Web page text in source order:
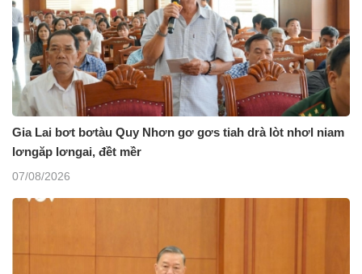
Gia Lai bơt bơtàu Quy Nhơn gơ gơs tiah drà lòt nhơl niam
lơngăp lơngai, đềt mềr
07/08/2026